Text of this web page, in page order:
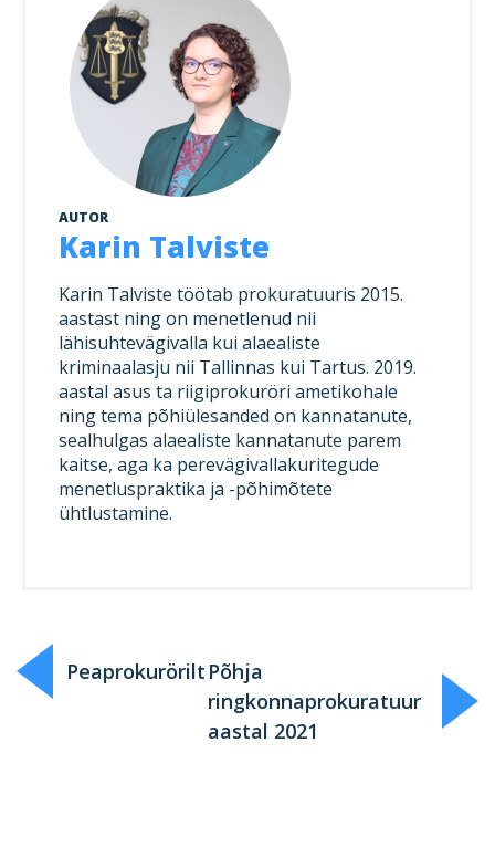
AUTOR
Karin Talviste
Karin Talviste töötab prokuratuuris 2015.
aastast ning on menetlenud nii
lähisuhtevägivalla kui alaealiste
kriminaalasju nii Tallinnas kui Tartus. 2019.
aastal asus ta riigiprokuröri ametikohale
ning tema põhiülesanded on kannatanute,
sealhulgas alaealiste kannatanute parem
kaitse, aga ka perevägivallakuritegude
menetluspraktika ja -põhimõtete
ühtlustamine.
Peaprokurörilt Põhja
ringkonnaprokuratuur
aastal 2021